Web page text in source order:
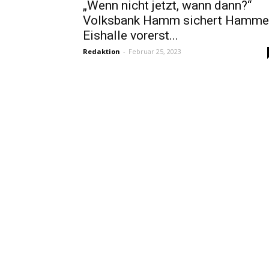
„Wenn nicht jetzt, wann dann?“
Volksbank Hamm sichert
Eishalle vorerst...
Redaktion - Februar 25, 2023